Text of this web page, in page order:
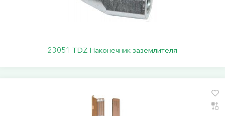
23051 TDZ Наконечник заземлителя